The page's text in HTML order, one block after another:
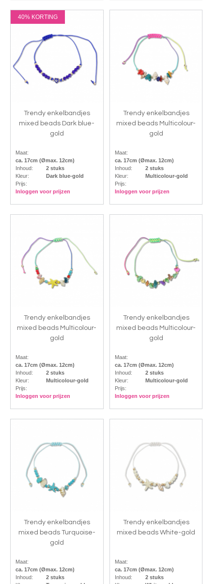
40% KORTING
Trendy enkelbandjes
mixed beads Dark blue-
gold
Maat:
ca. 17cm (Ømax. 12cm)
Inhoud:
2 stuks
Kleur:
Dark blue-gold
Prijs:
Inloggen voor prijzen
Trendy enkelbandjes
mixed beads Multicolour-
gold
Maat:
ca. 17cm (Ømax. 12cm)
Inhoud:
2 stuks
Kleur:
Multicolour-gold
Prijs:
Inloggen voor prijzen
Trendy enkelbandjes
mixed beads Multicolour-
gold
Maat:
ca. 17cm (Ømax. 12cm)
Inhoud:
2 stuks
Kleur:
Multicolour-gold
Prijs:
Inloggen voor prijzen
Trendy enkelbandjes
mixed beads Multicolour-
gold
Maat:
ca. 17cm (Ømax. 12cm)
Inhoud:
2 stuks
Kleur:
Multicolour-gold
Prijs:
Inloggen voor prijzen
Trendy enkelbandjes
mixed beads Turquoise-
gold
Maat:
ca. 17cm (Ømax. 12cm)
Inhoud:
2 stuks
Trendy enkelbandjes
mixed beads White-gold
Maat:
ca. 17cm (Ømax. 12cm)
Inhoud:
2 stuks